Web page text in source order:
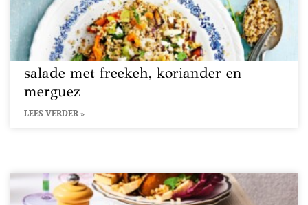
salade met freekeh, koriander en
merguez
LEES VERDER »